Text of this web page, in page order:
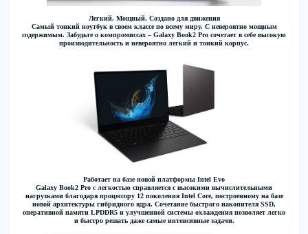
Легкий. Мощный. Создано для движения
Самый тонкий ноутбук в своем классе по всему миру. С невероятно мощным
содержимым. Забудьте о компромиссах – Galaxy Book2 Pro сочетает в себе высокую
производительность и невероятно легкий и тонкий корпус.
Работает на базе новой платформы Intel Evo
Galaxy Book2 Pro с легкостью справляется с высокими вычислительными
нагрузками благодаря процессору 12 поколения Intel Core, построенному на базе
новой архитектуры гибридного ядра. Сочетание быстрого накопителя SSD,
оперативной памяти LPDDR5 и улучшенной системы охлаждения позволяет легко
и быстро решать даже самые интенсивные задачи.